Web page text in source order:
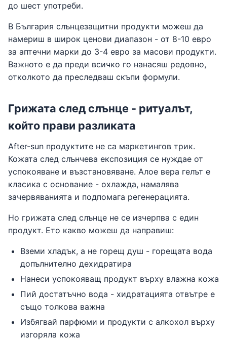
до шест употреби.
В България слънцезащитни продукти можеш да
намериш в широк ценови диапазон - от 8-10 евро
за аптечни марки до 3-4 евро за масови продукти.
Важното е да преди всичко го нанасяш редовно,
отколкото да преследваш скъпи формули.
Грижата след слънце - ритуалът,
който прави разликата
After-sun продуктите не са маркетингов трик.
Кожата след слънчева експозиция се нуждае от
успокояване и възстановяване. Алое вера гелът е
класика с основание - охлажда, намалява
зачервяванията и подпомага регенерацията.
Но грижата след слънце не се изчерпва с един
продукт. Ето какво можеш да направиш:
Вземи хладък, а не горещ душ - горещата вода
допълнително дехидратира
Нанеси успокояващ продукт върху влажна кожа
Пий достатъчно вода - хидратацията отвътре е
също толкова важна
Избягвай парфюми и продукти с алкохол върху
изгоряла кожа